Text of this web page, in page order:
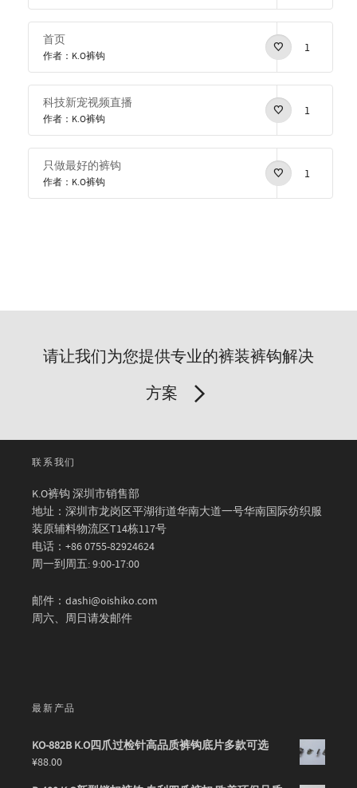
首页
作者：K.O裤钩
1
科技新宠视频直播
作者：K.O裤钩
1
只做最好的裤钩
作者：K.O裤钩
1
请让我们为您提供专业的裤装裤钩解决
方案
联系我们
K.O裤钩 深圳市销售部
地址：深圳市龙岗区平湖街道华南大道一号华南国际纺织服
装原辅料物流区T14栋117号
电话：+86 0755-82924624
周一到周五: 9:00-17:00
邮件：dashi@oishiko.com
周六、周日请发邮件
最新产品
KO-882B K.O四爪过检针高品质裤钩底片多款可选
¥88.00